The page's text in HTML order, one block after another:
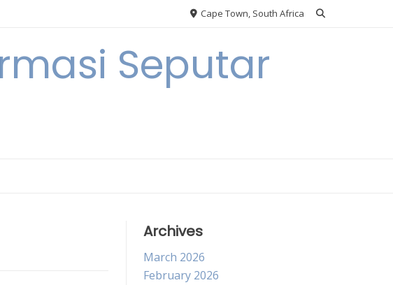
Cape Town, South Africa
Seputar
Archives
March 2026
February 2026